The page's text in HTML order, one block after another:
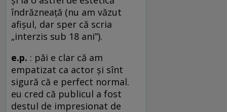
îndrăzneaţă (nu am văzut
afişul, dar sper că scria
„interzis sub 18 ani”).
e.p. : păi e clar că am
empatizat ca actor şi sînt
sigură că e perfect normal.
eu cred că publicul a fost
destul de impresionat de